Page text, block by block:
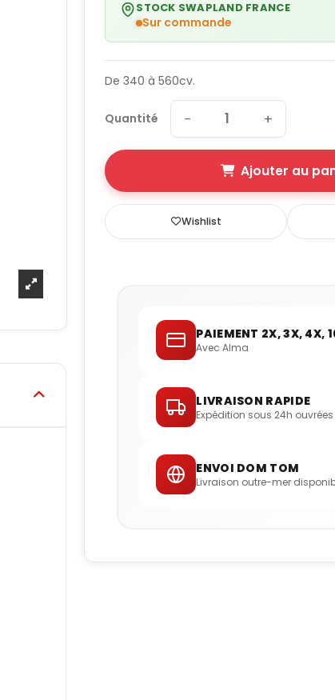
STOCK SWAPLAND FRANCE
Sur commande
De 340 à 560cv.
Quantité − +
Ajouter au
Wishlist
PAIEMENT 2X, 3X, 4X,
Avec Alma
LIVRAISON RAPIDE
Expédition sous 24h ouvrées
ENVOI DOM TOM
Livraison outre-mer